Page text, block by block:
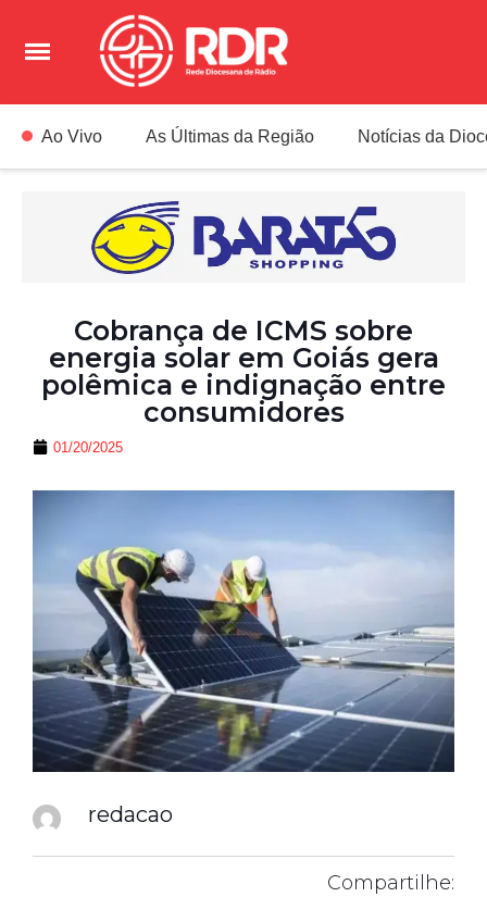
Ao Vivo As Últimas da Região Notícias da
Cobrança de ICMS sobre
energia solar em Goiás gera
polêmica e indignação entre
consumidores
01/20/2025
redacao
Compartilhe: